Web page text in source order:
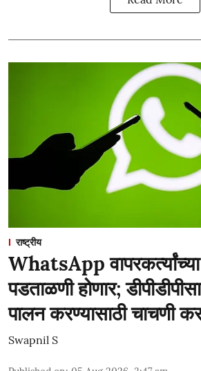
राष्ट्रीय
WhatsApp
पडताळणी होणार;
पालन करण्यासाठी चाचणी
Swapnil S